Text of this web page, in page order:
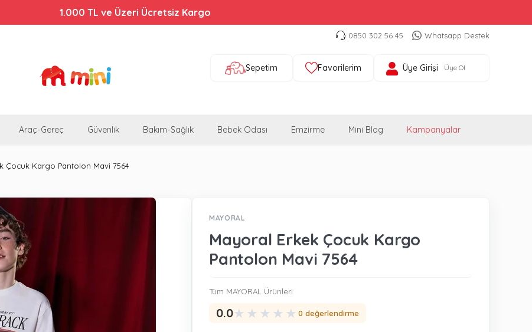
1.000 TL ve Üzeri Ücretsiz Kargo
Bebek Arabalarında %44'e Varan İndirim!
0850 302 56 45 Whatsapp Destek
Sepetim Favorilerim Üye Girişi Üye Ol
Araç-Gereç Güvenlik Bakım-Sağlık Bebek Odası Emzirme Mini Blog Kampanyalar
Çocuk Kargo Pantolon Mavi 7564
MAYORAL
Mayoral Erkek Çocuk Kargo
Pantolon Mavi 7564
Tüm MAYORAL Ürünleri
0.0★ ★ ★ ★ ★ 0 değerlendirme